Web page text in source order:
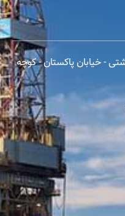
- خیابان پاکستان - کوچه